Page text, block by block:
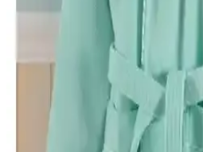
İki popüler bornoz seti Arvilla Home
karşılaştırıyoruz. Konfor, kalite ve fiyat
sizin için en uygun seçeneği belirleyin.
Ephemeris ve Mira Home
Bornoz Karşılaştırması
İşte Ephemeris ve Mira Home
kullanıcı yorumları ve karşılaştırması.
daha uygun? Detaylar burada.